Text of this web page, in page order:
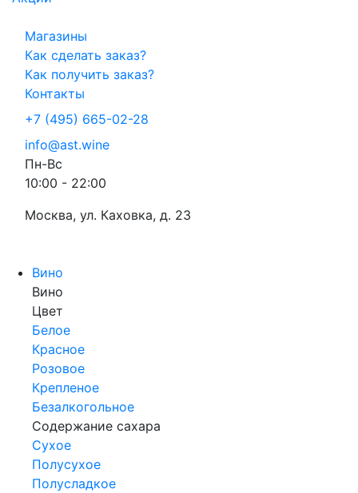
Магазины
Как сделать заказ?
Как получить заказ?
Контакты
+7 (495) 665-02-28
info@ast.wine
Пн-Вс
10:00 - 22:00
Москва, ул. Каховка, д. 23
Вино
Вино
Цвет
Белое
Красное
Розовое
Крепленое
Безалкогольное
Содержание сахара
Сухое
Полусухое
Полусладкое